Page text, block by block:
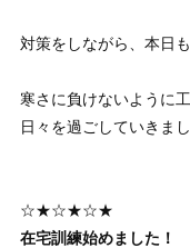
対策をしながら、本日
寒さに負けないように
日々を過ごしていきま
☆★☆★☆★
在宅訓練始めました！